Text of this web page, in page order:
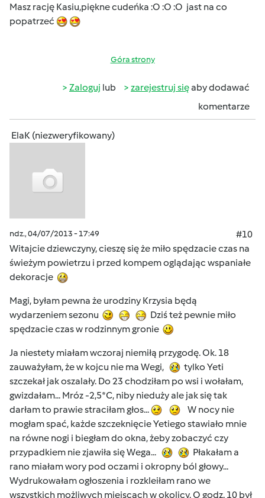
Masz rację Kasiu,piękne cudeńka :O :O :O jast na co
popatrzeć
Góra strony
Zaloguj lub zarejestruj sięaby dodawać
komentarze
ElaK (niezweryfikowany)
ndz., 04/07/2013 - 17:49
#10
Witajcie dziewczyny, cieszę się że miło spędzacie czas na
świeżym powietrzu i przed kompem oglądając wspaniałe
dekoracje
Magi, byłam pewna że urodziny Krzysia będą
wydarzeniem sezonu
Dziś też pewnie miło
spędzacie czas w rodzinnym gronie
Ja niestety miałam wczoraj niemiłą przygodę. Ok. 18
zauważyłam, że w kojcu nie ma Wegi,
tylko Yeti
szczekał jak oszalały. Do 23 chodziłam po wsi i wołałam,
gwizdałam... Mróz -2,5*C, niby nieduży ale jak się tak
darłam to prawie straciłam głos...
W nocy nie
mogłam spać, każde szczeknięcie Yetiego stawiało mnie
na równe nogi i biegłam do okna, żeby zobaczyć czy
przypadkiem nie zjawiła się Wega...
Płakałam a
rano miałam wory pod oczami i okropny ból głowy...
Wydrukowałam ogłoszenia i rozkleiłam rano we
wszystkich możliwych miejscach w okolicy. O godz. 10 był